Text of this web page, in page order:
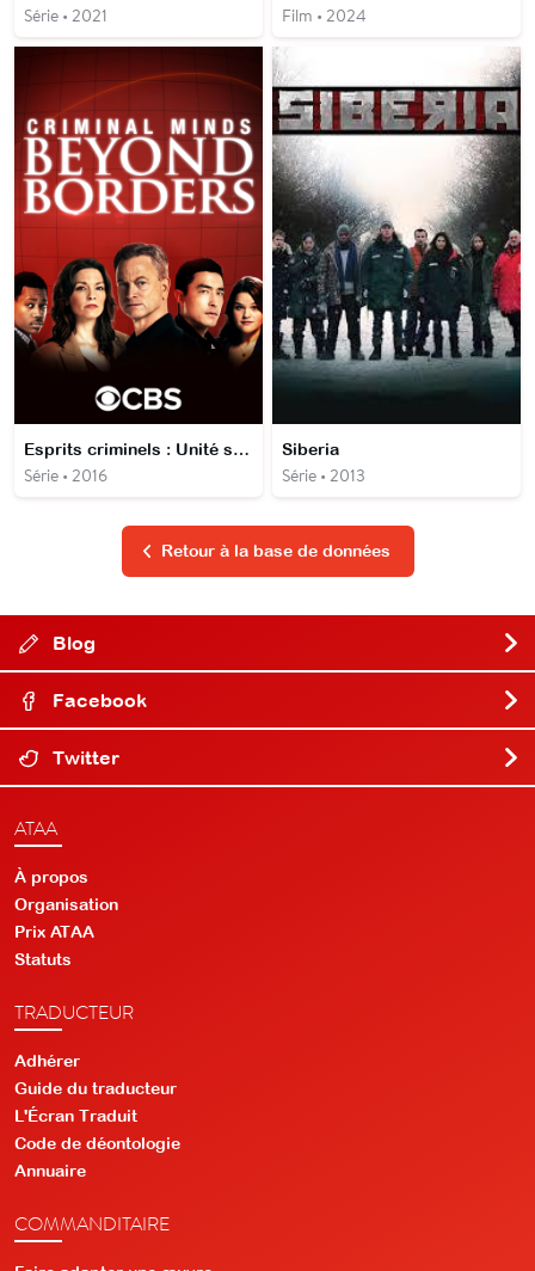
Série • 2021 Film • 2024
Esprits criminels : Unité sans frontières
Série • 2016
Siberia
Série • 2013
Retour à la base de données
Blog
Facebook
Twitter
ATAA
À propos
Organisation
Prix ATAA
Statuts
TRADUCTEUR
Adhérer
Guide du traducteur
L'Écran Traduit
Code de déontologie
Annuaire
COMMANDITAIRE